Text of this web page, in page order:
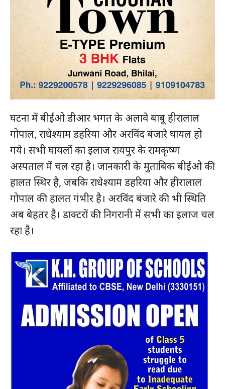
हमसे जुड़े
SUBSCRIBE NOW
घटना में बीईओ डीआर भगत के अलावे बाबू हीरालाल
गोपाल, राधेश्याम डहरिया और अरविंद बंजारे घायल हो
गये। सभी घायलों का इलाज रायपुर के रामकृष्ण
अस्पताल में चल रहा है। जानकारी के मुताबिक बीईओ की
हालत स्थिर है, जबकि राधेश्याम डहरिया और हीरालाल
गोपाल की हालत गंभीर है। अरविंद बंजारे की भी स्थिति
अब बेहतर है। डाक्टरों की निगरानी में सभी का इलाज चल
रहा है।